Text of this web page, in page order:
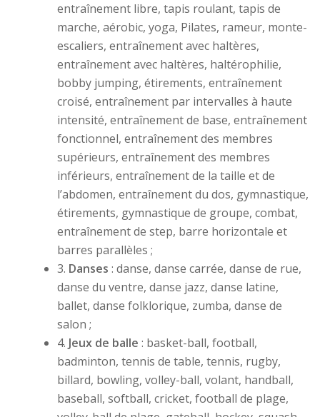
entraînement libre, tapis roulant, tapis de
marche, aérobic, yoga, Pilates, rameur, monte-
escaliers, entraînement avec haltères,
entraînement avec haltères, haltérophilie,
bobby jumping, étirements, entraînement
croisé, entraînement par intervalles à haute
intensité, entraînement de base, entraînement
fonctionnel, entraînement des membres
supérieurs, entraînement des membres
inférieurs, entraînement de la taille et de
l’abdomen, entraînement du dos, gymnastique,
étirements, gymnastique de groupe, combat,
entraînement de step, barre horizontale et
barres parallèles ;
3. Danses : danse, danse carrée, danse de rue,
danse du ventre, danse jazz, danse latine,
ballet, danse folklorique, zumba, danse de
salon ;
4. Jeux de balle : basket-ball, football,
badminton, tennis de table, tennis, rugby,
billard, bowling, volley-ball, volant, handball,
baseball, softball, cricket, football de plage,